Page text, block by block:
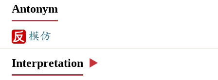
Antonym
反 模仿
Interpretation ▶️